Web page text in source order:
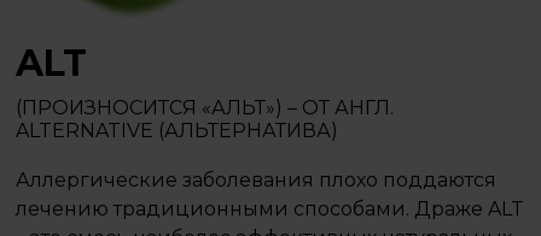
ALT
(ПРОИЗНОСИТСЯ «АЛЬТ») – ОТ АНГЛ.
ALTERNATIVE (АЛЬТЕРНАТИВА)
Аллергические заболевания плохо поддаются
лечению традиционными способами. Драже ALT